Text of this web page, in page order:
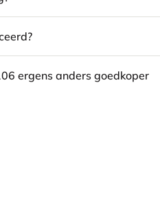
ergens anders goedkoper